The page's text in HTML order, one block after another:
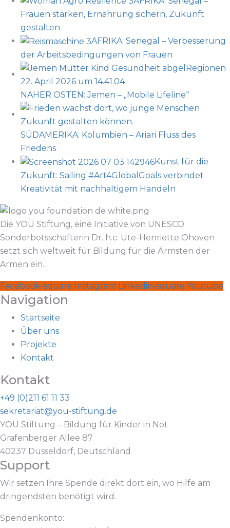
Frauen stärken, Ernährung sichern, Zukunft
gestalten
AFRIKA: Senegal – Verbesserung
der Arbeitsbedingungen von Frauen
NAHER OSTEN: Jemen – „Mobile Lifeline“
SÜDAMERIKA: Kolumbien – Ariari Fluss des
Friedens
Kunst für die
Zukunft: Sailing #Art4GlobalGoals verbindet
Kreativität mit nachhaltigem Handeln
Die YOU Stiftung, eine Initiative von UNESCO
Sonderbotsschafterin Dr. h.c. Ute-Henriette Ohoven
setzt sich weltweit für Bildung für die Ärmsten der
Armen ein.
Facebook-square Instagram Linkedin-square Youtube
Navigation
Startseite
Über uns
Projekte
Kontakt
Kontakt
+49 (0)211 61 11 33
sekretariat@you-stiftung.de
YOU Stiftung – Bildung für Kinder in Not
Grafenberger Allee 87
40237 Düsseldorf, Deutschland
Support
Wir setzen Ihre Spende direkt dort ein, wo Hilfe am
dringendsten benötigt wird.
Spendenkonto: